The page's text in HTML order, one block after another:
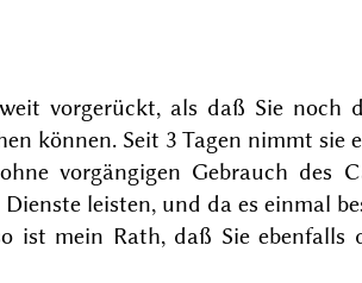
vorgerückt, als daß Sie noch
können. Seit 3 Tagen nimmt sie
vorgängigen Gebrauch des
leisten, und da es einmal
ist mein Rath, daß Sie ebenfalls